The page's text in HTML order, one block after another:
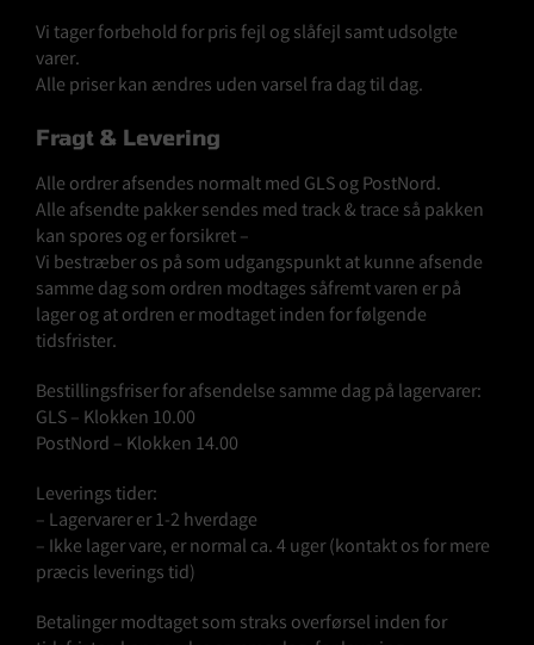
Kontakt Os
Vi tager forbehold for pris fejl og slåfejl samt udsolgte
varer.
Alle priser kan ændres uden varsel fra dag til dag.
Fragt & Levering
Alle ordrer afsendes normalt med GLS og PostNord.
Alle afsendte pakker sendes med track & trace så pakken
kan spores og er forsikret –
Vi bestræber os på som udgangspunkt at kunne afsende
samme dag som ordren modtages såfremt varen er på
lager og at ordren er modtaget inden for følgende
tidsfrister.
Bestillingsfriser for afsendelse samme dag på lagervarer:
GLS – Klokken 10.00
PostNord – Klokken 14.00
Leverings tider:
– Lagervarer er 1-2 hverdage
– Ikke lager vare, er normal ca. 4 uger (kontakt os for mere
præcis leverings tid)
Betalinger modtaget som straks overførsel inden for